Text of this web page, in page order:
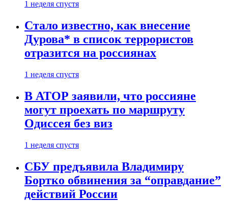
1 неделя спустя
Стало известно, как внесение
Дурова* в список террористов
отразится на россиянах
1 неделя спустя
В АТОР заявили, что россияне
могут проехать по маршруту
Одиссея без виз
1 неделя спустя
СБУ предъявила Владимиру
Бортко обвинения за “оправдание”
действий России